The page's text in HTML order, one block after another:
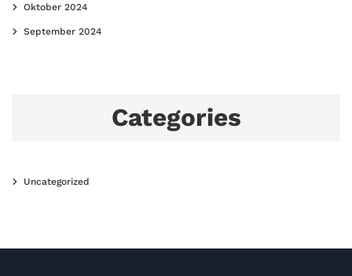
Oktober 2024
September 2024
Categories
Uncategorized